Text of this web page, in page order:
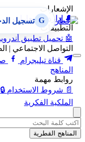
الإشعارات
🔔 إدارة الإشعارات
التطبيقات
🤖 تحميل تطبيق
التواصل الاجتماعي |
قناة تيليجرام
المناهج
روابط مهمة
📄 شروط الاستخدام 🔒
الملكية الفكرية
G تسجيل
المناهج القطرية